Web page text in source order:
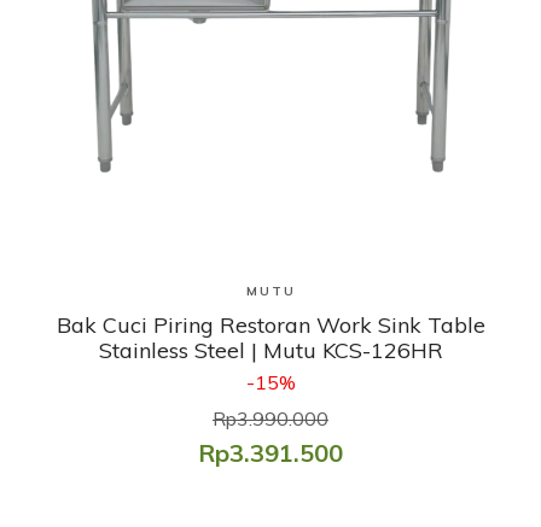
Lihat Produk
MUTU
Bak Cuci Piring Restoran Work Sink Table
Stainless Steel | Mutu KCS-126HR
-15%
Rp3.990.000
Rp3.391.500